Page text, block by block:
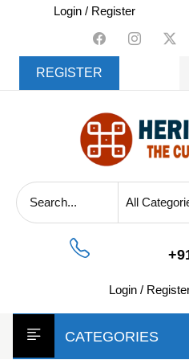
content
Login / Register
REGISTER
Login /
CATEGORIES